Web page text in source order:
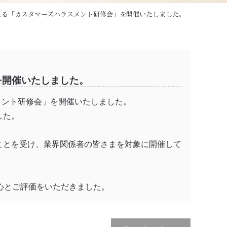
「カスタマーズハラスメント研修会」を開催いたしました。
催いたしました。
ト研修会」を開催いたしました。
。
を受け、業界関係者の皆さまを対象に開催して
ご評価をいただきました。